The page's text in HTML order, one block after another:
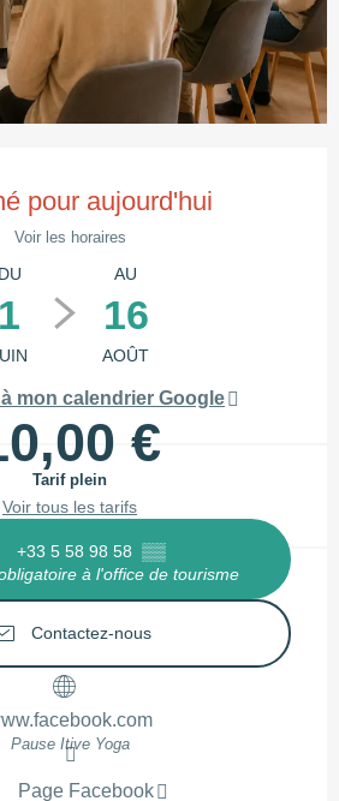
pour aujourd'hui
Voir les horaires
DU
1
AU
16
AOÛT
mon calendrier Google
€
Tarif plein
Voir tous les tarifs
+33 5 58 98 58 ▒▒
à l'office de tourisme
Contactez-nous
Pause Itive Yoga
Page Facebook